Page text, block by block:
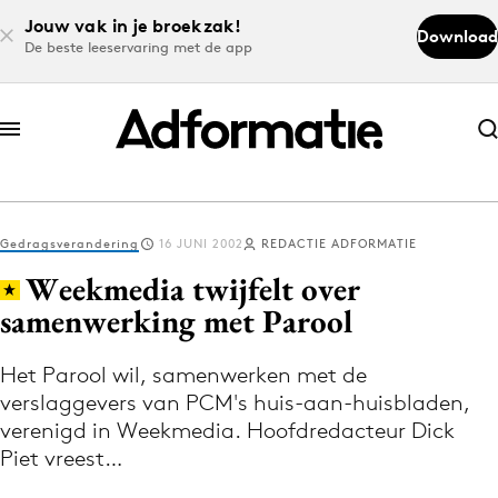
Jouw vak in je broekzak!
De beste leeservaring met de app
Download
Abonneer nu
Abonneer nu
Log in
Download de app
Volg het laatste nieuws via de Adformatie
Nieuws app
Gedragsverandering 16 JUNI 2002 REDACTIE ADFORMATIE
Weekmedia twijfelt over
samenwerking met Parool
Het Parool wil, samenwerken met de
verslaggevers van PCM's huis-aan-huisbladen,
verenigd in Weekmedia. Hoofdredacteur Dick
Piet vreest…